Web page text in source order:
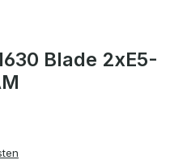
Blade 2xE5-